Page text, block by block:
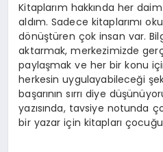
Kitaplarım hakkında her
aldım. Sadece kitaplarımı
dönüştüren çok insan var.
aktarmak, merkezimizde
paylaşmak ve her bir konu
herkesin uygulayabileceği
başarının sırrı diye
yazısında, tavsiye notunda
bir yazar için kitapları